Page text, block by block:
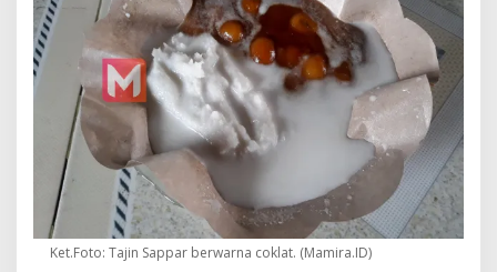
Ket.Foto: Tajin Sappar berwarna coklat. (Mamira.ID)